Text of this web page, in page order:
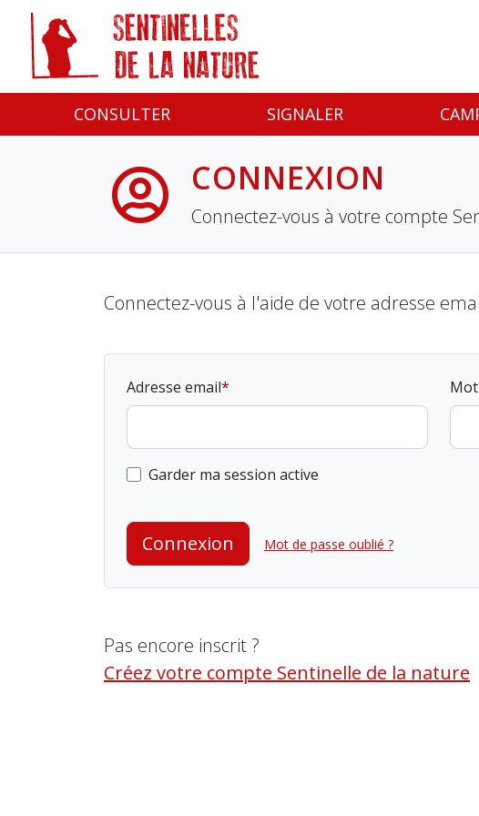
CONSULTER SIGNALER
CONNEXION
Connectez-vous à votre compte
Connectez-vous à l'aide de votre adresse
Adresse email
Garder ma session active
Connexion Mot de passe oublié ?
Pas encore inscrit ?
Créez votre compte Sentinelle de la nature
Panneau de gestion des cookies